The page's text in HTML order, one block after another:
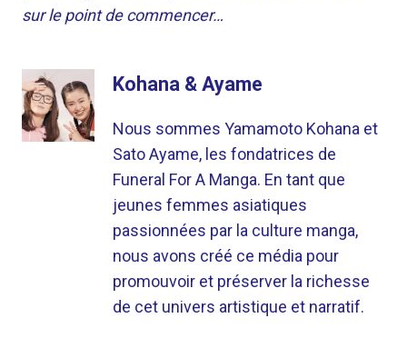
sur le point de commencer…
Kohana & Ayame
Nous sommes Yamamoto Kohana et
Sato Ayame, les fondatrices de
Funeral For A Manga. En tant que
jeunes femmes asiatiques
passionnées par la culture manga,
nous avons créé ce média pour
promouvoir et préserver la richesse
de cet univers artistique et narratif.